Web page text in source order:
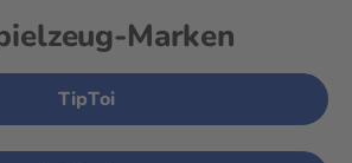
Marken
TipToi